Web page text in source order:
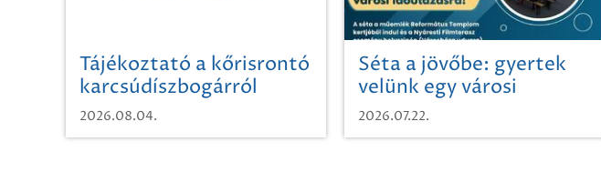
Tájékoztató a kőrisrontó
karcsúdíszbogárról
2026.08.04.
Séta a jövőbe: gyertek
velünk egy városi
időutazásra!
2026.07.22.